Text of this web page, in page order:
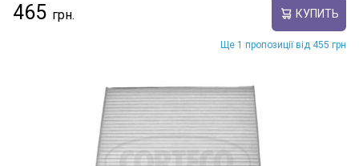
465 КУПИТЬ
Ще 1 пропозиції від 455 грн